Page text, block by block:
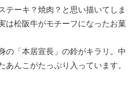
テーキ？焼肉？と思い描いてしま
は松阪牛がモチーフになったお菓
の「本居宣長」の鈴がキラリ。中
あんこがたっぷり入っています。